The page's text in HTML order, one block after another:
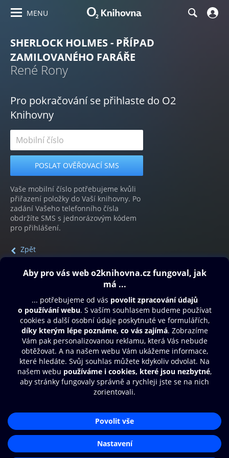
MENU
SHERLOCK HOLMES - PŘÍPAD
ZAMILOVANÉHO FARÁŘE
René Rony
Pro pokračování se přihlaste do O2
Knihovny
Vaše mobilní číslo potřebujeme kvůli
přiřazení položky do Vaší knihovny. Po
zadání Vašeho telefonního čísla
obdržíte SMS s jednorázovým kódem
pro přihlášení.
Zpět
Obsah ke stažení
Moje O2 Knihovna
Další zábava
© O2 Czech Republic a.s.
Přístupnost
Zásady zpracování osobních údajůAplikace O2 Knihovna
Čti a poslouchej své e-knihy a
audioknihy rychleji a pohodlněji.